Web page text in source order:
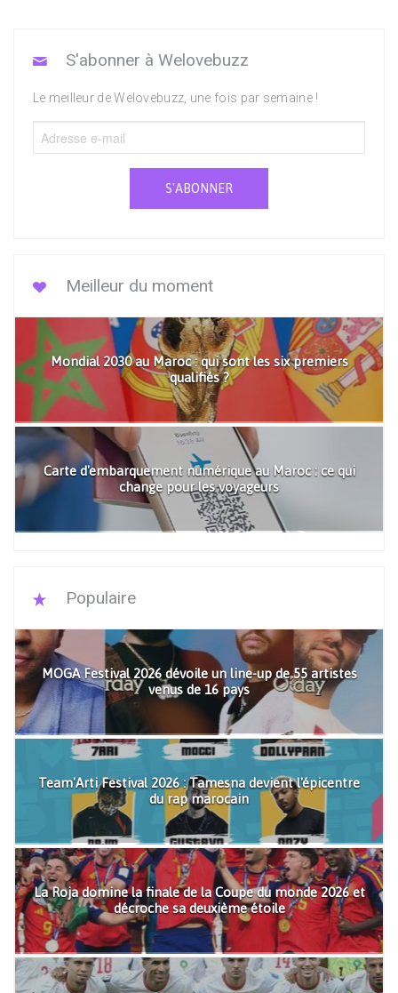
S'abonner à Welovebuzz
Le meilleur de Welovebuzz, une fois par semaine !
S'ABONNER
Meilleur du moment
Mondial 2030 au Maroc : qui sont les six premiers
qualifiés ?
Carte d'embarquement numérique au Maroc : ce qui
change pour les voyageurs
Populaire
MOGA Festival 2026 dévoile un line-up de 55 artistes
venus de 16 pays
Team'Arti Festival 2026 : Tamesna devient l'épicentre
du rap marocain
La Roja domine la finale de la Coupe du monde 2026 et
décroche sa deuxième étoile